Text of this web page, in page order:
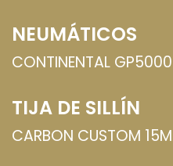
NEUMÁTICOS
CONTINENTAL GP5000
TIJA DE SILLÍN
CARBON CUSTOM